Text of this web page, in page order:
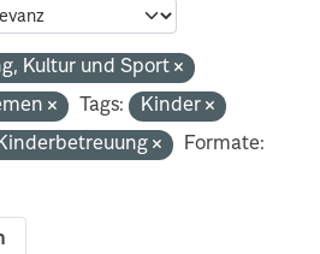
Kultur und Sport
Tags:
Kinder
Formate: